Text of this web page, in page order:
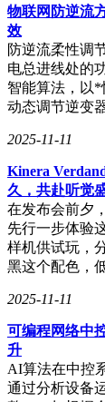
物联网防逆流
效
防逆流柔性调
电总进线处的
智能算法，以*
动态调节逆变
2025-11-11
Kinera
久，共赴听觉
在发布会前夕
先行一步体验
样机供试玩，
黑这个配色，
2025-11-11
可编程网络中
升
AI算法在中控
通过分析设备